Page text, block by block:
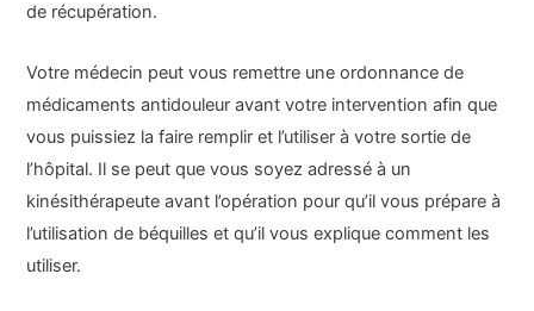
de récupération.
Votre médecin peut vous remettre une ordonnance de
médicaments antidouleur avant votre intervention afin que
vous puissiez la faire remplir et l’utiliser à votre sortie de
l’hôpital. Il se peut que vous soyez adressé à un
kinésithérapeute avant l’opération pour qu’il vous prépare à
l’utilisation de béquilles et qu’il vous explique comment les
utiliser.